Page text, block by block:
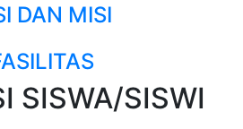
DAN MISI
SISWA/SISWI